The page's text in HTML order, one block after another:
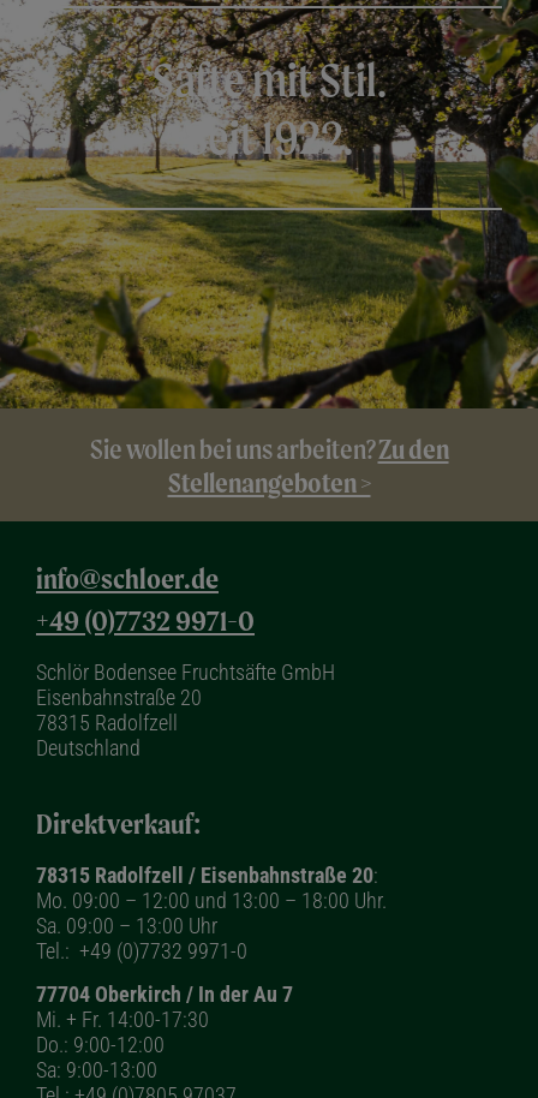
Säfte mit Stil.
Seit 1922.
Sie wollen bei uns arbeiten?Zu den
Stellenangeboten >
info@schloer.de
+49 (0)7732 9971-0
Schlör Bodensee Fruchtsäfte GmbH
Eisenbahnstraße 20
78315 Radolfzell
Deutschland
Direktverkauf:
78315 Radolfzell / Eisenbahnstraße 20:
Mo. 09:00 – 12:00 und 13:00 – 18:00 Uhr.
Sa. 09:00 – 13:00 Uhr
Tel.: +49 (0)7732 9971-0
77704 Oberkirch / In der Au 7
Mi. + Fr. 14:00-17:30
Do.: 9:00-12:00
Sa: 9:00-13:00